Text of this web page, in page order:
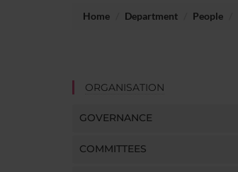
Home Department People
ORGANISATION
GOVERNANCE
COMMITTEES